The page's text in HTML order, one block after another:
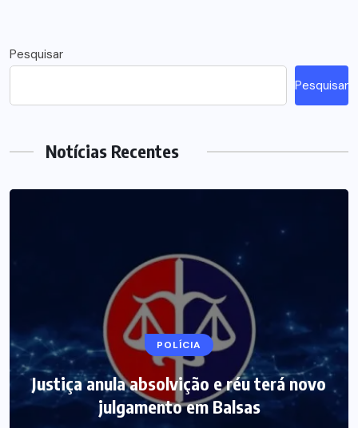
Pesquisar
Pesquisar
Notícias Recentes
POLÍCIA
Justiça anula absolvição e réu terá novo
julgamento em Balsas